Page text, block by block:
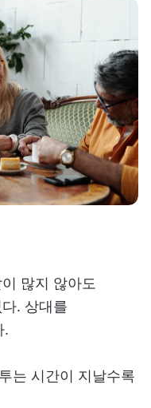
많지 않아도
. 상대를
.
는 시간이 지날수록